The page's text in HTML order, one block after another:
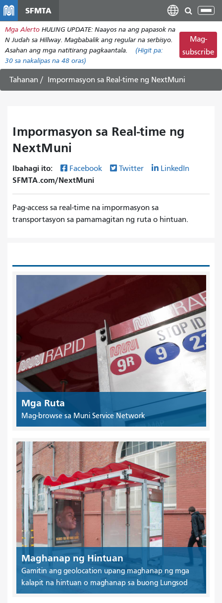
pangunahing
nilalaman
SFMTA
I-
ang
Mga Alerto HULING UPDATE: Naayos na ang papasok na
N Judah sa Hillway. Magbabalik ang regular na serbisyo.
Asahan ang mga natitirang pagkaantala.
(Higit pa:
30 sa nakalipas na 48 oras)
Mag-
subscribe
Tahanan Impormasyon sa Real-time ng NextMuni
Impormasyon sa Real-time ng
NextMuni
Ibahagi ito: Facebook Twitter LinkedIn
SFMTA.com/NextMuni
Pag-access sa real-time na impormasyon sa
transportasyon sa pamamagitan ng ruta o hintuan.
Mga Ruta
Mag-browse sa Muni Service Network
Maghanap ng Hintuan
Gamitin ang geolocation upang maghanap ng mga
kalapit na hintuan o maghanap sa buong Lungsod